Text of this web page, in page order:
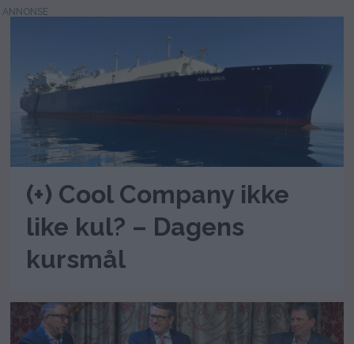
(+) Cool Company ikke
like kul? – Dagens
kursmål